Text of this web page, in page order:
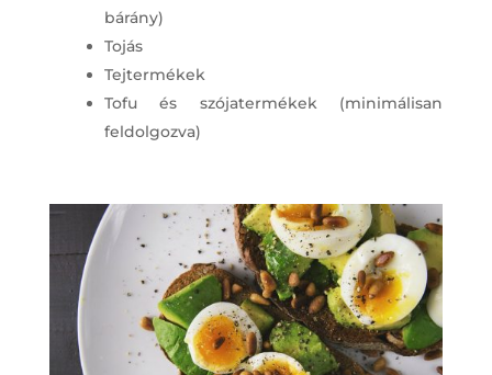
bárány)
Tojás
Tejtermékek
Tofu és szójatermékek (minimálisan
feldolgozva)